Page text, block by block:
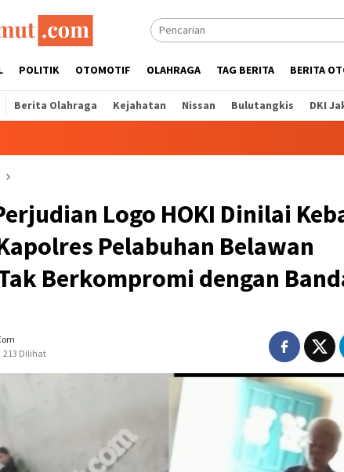
POLITIK OTOMOTIF OLAHRAGA TAG BERITA BERITA
Berita Olahraga Kejahatan Nissan Bulutangkis DKI
Logo HOKI Dinilai
Pelabuhan Belawan
Berkompromi dengan
213 Dilihat